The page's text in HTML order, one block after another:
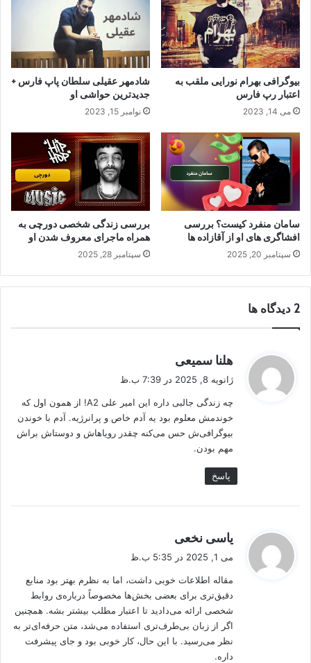
بیوگرافی بهرام نورایی ملقب به
اعتبار رپ فارس
می 14, 2023
شادمهر عقیلی سلطان پاپ فارس +
جدیدترین حواشی او
نوامبر 15, 2023
سامان منفرد کیست؟ بررسی
افشاگری های او از آقازاده ها
سپتامبر 20, 2025
بررسی زندگی شخصی دورچی به
همراه ماجرای معروف شدن او
سپتامبر 28, 2025
‫2 دیدگاه ها
هلنا سمیعی
:
ژانویه 8, 2025 در 7:39 ب.ظ
چه زندگی جالبی داره این امیر علی A2! از همون اول که
خوندمش معلوم بود یه آدم خاص و پرانرژیه. آدم با خوندن
بیوگرافی‌ش حس می‌کنه چقدر رویاهاش و دوستاش براش
مهم بودن.
پاسخ
یاسی نخعی
:
می 1, 2025 در 5:35 ب.ظ
مقاله اطلاعات خوبی داشت، اما به نظرم بهتر بود منابع
دقیق‌تری برای بعضی بخش‌ها مخصوصاً درباره‌ی روابط
شخصی ارائه می‌دادید تا اعتبار مطلب بیشتر بشه. همچنین
اگر از زبان بی‌طرف‌تری استفاده می‌شد، متن حرفه‌ای‌تر به
نظر می‌رسید. با این حال، کار خوبی بود و جای پیشرفت
داره.